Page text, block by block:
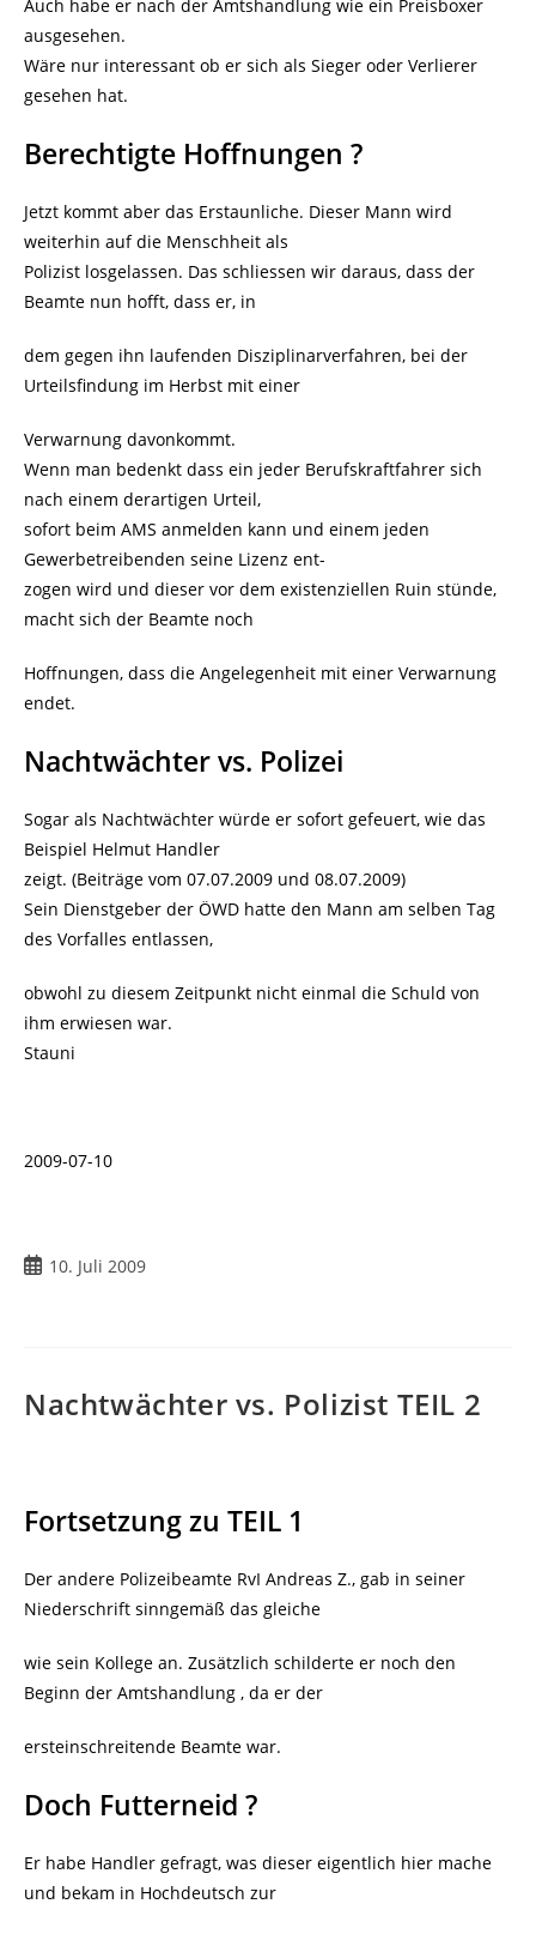
Auch habe er nach der Amtshandlung wie ein Preisboxer
ausgesehen.
Wäre nur interessant ob er sich als Sieger oder Verlierer
gesehen hat.
Berechtigte Hoffnungen ?
Jetzt kommt aber das Erstaunliche. Dieser Mann wird
weiterhin auf die Menschheit als
Polizist losgelassen. Das schliessen wir daraus, dass der
Beamte nun hofft, dass er, in
dem gegen ihn laufenden Disziplinarverfahren, bei der
Urteilsfindung im Herbst mit einer
Verwarnung davonkommt.
Wenn man bedenkt dass ein jeder Berufskraftfahrer sich
nach einem derartigen Urteil,
sofort beim AMS anmelden kann und einem jeden
Gewerbetreibenden seine Lizenz ent-
zogen wird und dieser vor dem existenziellen Ruin stünde,
macht sich der Beamte noch
Hoffnungen, dass die Angelegenheit mit einer Verwarnung
endet.
Nachtwächter vs. Polizei
Sogar als Nachtwächter würde er sofort gefeuert, wie das
Beispiel Helmut Handler
zeigt. (Beiträge vom 07.07.2009 und 08.07.2009)
Sein Dienstgeber der ÖWD hatte den Mann am selben Tag
des Vorfalles entlassen,
obwohl zu diesem Zeitpunkt nicht einmal die Schuld von
ihm erwiesen war.
Stauni
2009-07-10
Beitrag10. Juli 2009
Nachtwächter vs. Polizist TEIL 2
Fortsetzung zu TEIL 1
Der andere Polizeibeamte RvI Andreas Z., gab in seiner
Niederschrift sinngemäß das gleiche
wie sein Kollege an. Zusätzlich schilderte er noch den
Beginn der Amtshandlung , da er der
ersteinschreitende Beamte war.
Doch Futterneid ?
Er habe Handler gefragt, was dieser eigentlich hier mache
und bekam in Hochdeutsch zur